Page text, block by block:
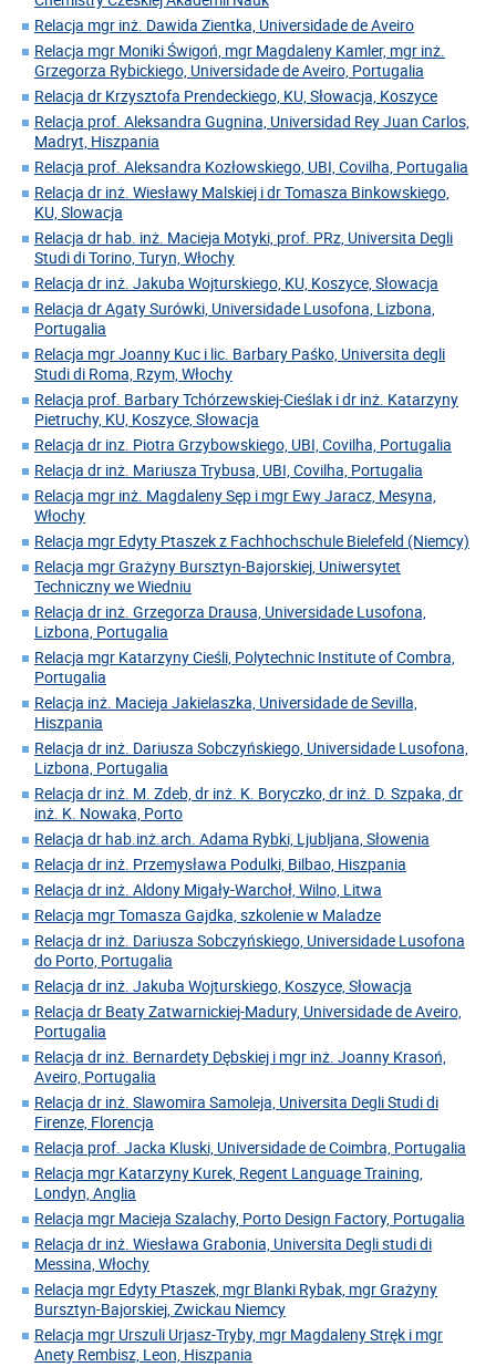
Relacja mgr inż. Dawida Zientka, Universidade de Aveiro
Relacja mgr Moniki Świgoń, mgr Magdaleny Kamler, mgr inż.
Grzegorza Rybickiego, Universidade de Aveiro, Portugalia
Relacja dr Krzysztofa Prendeckiego, KU, Słowacja, Koszyce
Relacja prof. Aleksandra Gugnina, Universidad Rey Juan Carlos,
Madryt, Hiszpania
Relacja prof. Aleksandra Kozłowskiego, UBI, Covilha, Portugalia
Relacja dr inż. Wiesławy Malskiej i dr Tomasza Binkowskiego,
KU, Slowacja
Relacja dr hab. inż. Macieja Motyki, prof. PRz, Universita Degli
Studi di Torino, Turyn, Włochy
Relacja dr inż. Jakuba Wojturskiego, KU, Koszyce, Słowacja
Relacja dr Agaty Surówki, Universidade Lusofona, Lizbona,
Portugalia
Relacja mgr Joanny Kuc i lic. Barbary Paśko, Universita degli
Studi di Roma, Rzym, Włochy
Relacja prof. Barbary Tchórzewskiej-Cieślak i dr inż. Katarzyny
Pietruchy, KU, Koszyce, Słowacja
Relacja dr inz. Piotra Grzybowskiego, UBI, Covilha, Portugalia
Relacja dr inż. Mariusza Trybusa, UBI, Covilha, Portugalia
Relacja mgr inż. Magdaleny Sęp i mgr Ewy Jaracz, Mesyna,
Włochy
Relacja mgr Edyty Ptaszek z Fachhochschule Bielefeld (Niemcy)
Relacja mgr Grażyny Bursztyn-Bajorskiej, Uniwersytet
Techniczny we Wiedniu
Relacja dr inż. Grzegorza Drausa, Universidade Lusofona,
Lizbona, Portugalia
Relacja mgr Katarzyny Cieśli, Polytechnic Institute of Combra,
Portugalia
Relacja inż. Macieja Jakielaszka, Universidade de Sevilla,
Hiszpania
Relacja dr inż. Dariusza Sobczyńskiego, Universidade Lusofona,
Lizbona, Portugalia
Relacja dr inż. M. Zdeb, dr inż. K. Boryczko, dr inż. D. Szpaka, dr
inż. K. Nowaka, Porto
Relacja dr hab.inż.arch. Adama Rybki, Ljubljana, Słowenia
Relacja dr inż. Przemysława Podulki, Bilbao, Hiszpania
Relacja dr inż. Aldony Migały-Warchoł, Wilno, Litwa
Relacja mgr Tomasza Gajdka, szkolenie w Maladze
Relacja dr inż. Dariusza Sobczyńskiego, Universidade Lusofona
do Porto, Portugalia
Relacja dr inż. Jakuba Wojturskiego, Koszyce, Słowacja
Relacja dr Beaty Zatwarnickiej-Madury, Universidade de Aveiro,
Portugalia
Relacja dr inż. Bernardety Dębskiej i mgr inż. Joanny Krasoń,
Aveiro, Portugalia
Relacja dr inż. Slawomira Samoleja, Universita Degli Studi di
Firenze, Florencja
Relacja prof. Jacka Kluski, Universidade de Coimbra, Portugalia
Relacja mgr Katarzyny Kurek, Regent Language Training,
Londyn, Anglia
Relacja mgr Macieja Szalachy, Porto Design Factory, Portugalia
Relacja dr inż. Wiesława Grabonia, Universita Degli studi di
Messina, Włochy
Relacja mgr Edyty Ptaszek, mgr Blanki Rybak, mgr Grażyny
Bursztyn-Bajorskiej, Zwickau Niemcy
Relacja mgr Urszuli Urjasz-Tryby, mgr Magdaleny Stręk i mgr
Anety Rembisz, Leon, Hiszpania